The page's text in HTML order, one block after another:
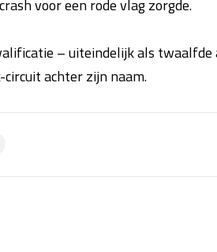
voor een rode vlag zorgde.
– uiteindelijk als twaalfde
achter zijn naam.